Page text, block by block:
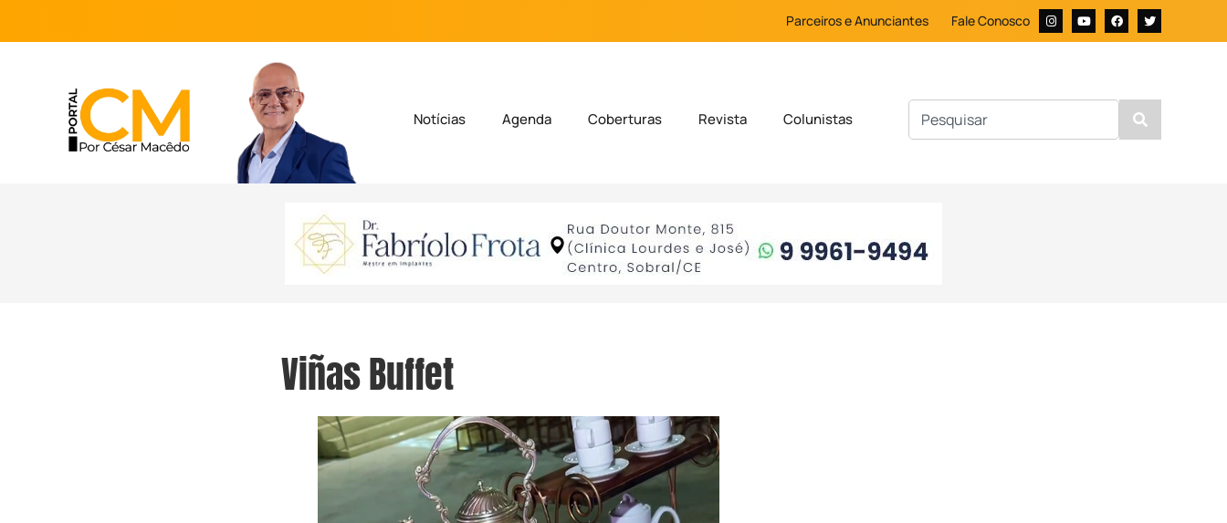
Parceiros e Anunciantes Fale Conosco
Notícias Agenda Coberturas Revista Colunistas
Viñas Buffet